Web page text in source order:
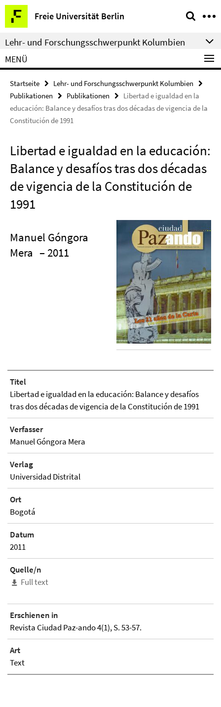
Springe
direkt
zu
Inhalt
Freie Universität Berlin
Service-
Navigation
Lehr- und Forschungsschwerpunkt Kolumbien
MENÜ
Startseite
Lehr- und Forschungsschwerpunkt Kolumbien
Publikationen
Publikationen
Libertad e igualdad en la
educación: Balance y desafíos tras dos décadas de vigencia de la
Constitución de 1991
Libertad e igualdad en la educación:
Balance y desafíos tras dos décadas
de vigencia de la Constitución de
1991
Manuel Góngora
Mera – 2011
Titel
Libertad e igualdad en la educación: Balance y desafíos
tras dos décadas de vigencia de la Constitución de 1991
Verfasser
Manuel Góngora Mera
Verlag
Universidad Distrital
Ort
Bogotá
Datum
2011
Quelle/n
Full text
Erschienen in
Revista Ciudad Paz-ando 4(1), S. 53-57.
Art
Text